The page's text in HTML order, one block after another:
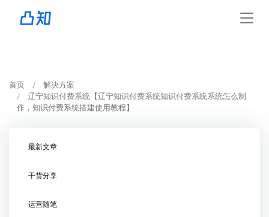
首页
解决方案
辽宁知识付费系统【辽宁知识付费系统知识付费系统系统怎么制
作，知识付费系统搭建使用教程】
最新文章
干货分享
运营随笔